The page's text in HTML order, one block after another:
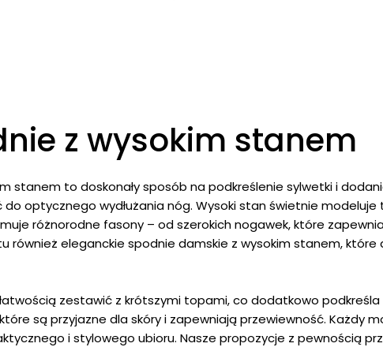
z wysokim stanem
stanem to doskonały sposób na podkreślenie sylwetki i
optycznego wydłużania nóg. Wysoki stan świetnie
różnorodne fasony – od szerokich nogawek, które
również eleganckie spodnie damskie z wysokim stanem,
zestawić z krótszymi topami, co dodatkowo
są przyjazne dla skóry i zapewniają przewiewność. Każdy
i stylowego ubioru. Nasze propozycje z pewnością